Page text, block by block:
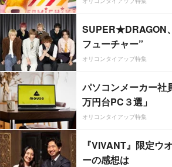
SUPER★DRAGON
フューチャー”
オリコンタイアップ特集
パソコンメーカー社
万円台PC３選」
オリコンタイアップ特集
『VIVANT』限定ウ
ーの感想は